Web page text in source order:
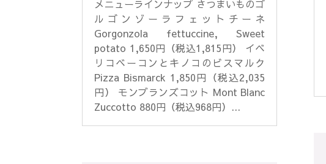
メニューラインナップ さつまいものゴ
ルゴンゾーラフェットチーネ
Gorgonzola fettuccine, Sweet
potato 1,650円（税込1,815円） イベ
リコベーコンとキノコのビスマルク
Pizza Bismarck 1,850円（税込2,035
円） モンブランズコット Mont Blanc
Zuccotto 880円（税込968円）...